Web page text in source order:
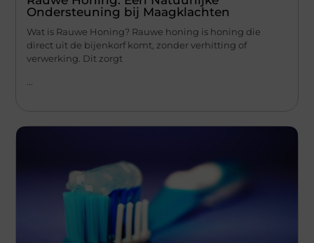
Ondersteuning bij Maagklachten
Wat is Rauwe Honing? Rauwe honing is honing die
direct uit de bijenkorf komt, zonder verhitting of
verwerking. Dit zorgt
...